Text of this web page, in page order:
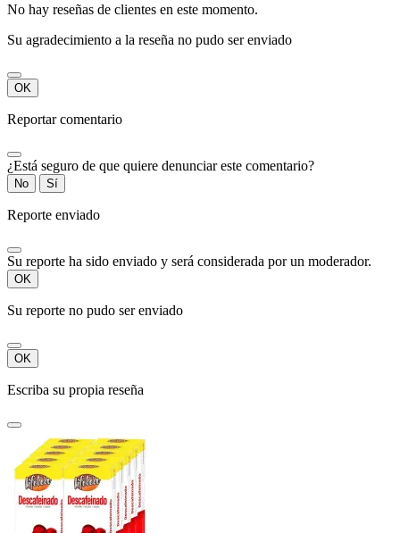
No hay reseñas de clientes en este momento.
Su agradecimiento a la reseña no pudo ser enviado
OK
Reportar comentario
¿Está seguro de que quiere denunciar este comentario?
No Sí
Reporte enviado
Su reporte ha sido enviado y será considerada por un moderador.
OK
Su reporte no pudo ser enviado
OK
Escriba su propia reseña